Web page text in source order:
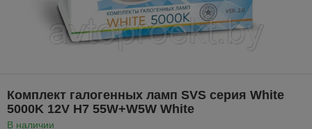
Комплект галогенных ламп SVS серия White
5000K 12V H7 55W+W5W White
В наличии